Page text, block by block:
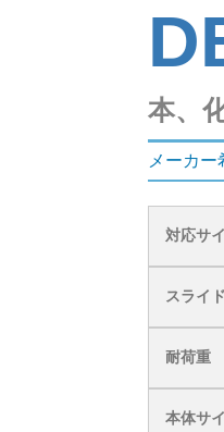
本、
メーカ
対応サ
スライ
耐荷重
本体サ